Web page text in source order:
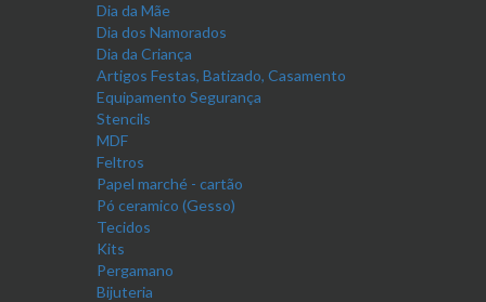
Dia da Mãe
Dia dos Namorados
Dia da Criança
Artigos Festas, Batizado, Casamento
Equipamento Segurança
Stencils
MDF
Feltros
Papel marché - cartão
Pó ceramico (Gesso)
Tecidos
Kits
Pergamano
Bijuteria